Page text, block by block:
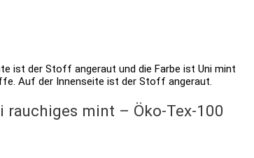
mint – Öko-Tex-100